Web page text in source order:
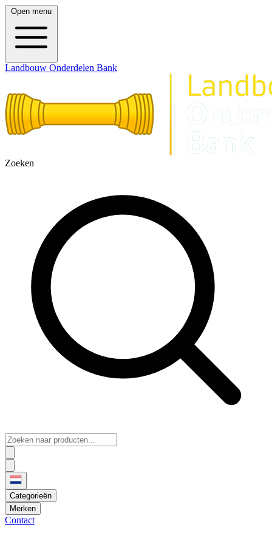
Open menu
Landbouw Onderdelen Bank
Zoeken
Categorieën
Merken
Contact